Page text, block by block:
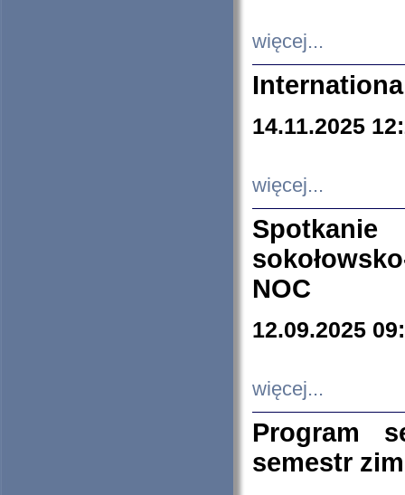
więcej...
14.11.2025
więcej...
NOC
12.09.2025
więcej...
Program
semestr